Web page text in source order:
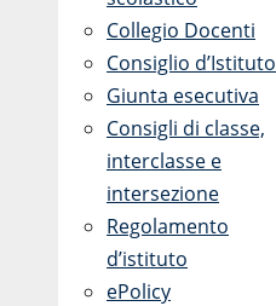
2018
Collegio Docenti
Consiglio d’Istituto
Giunta esecutiva
Consigli di classe,
interclasse e
intersezione
Regolamento
d’istituto
ePolicy